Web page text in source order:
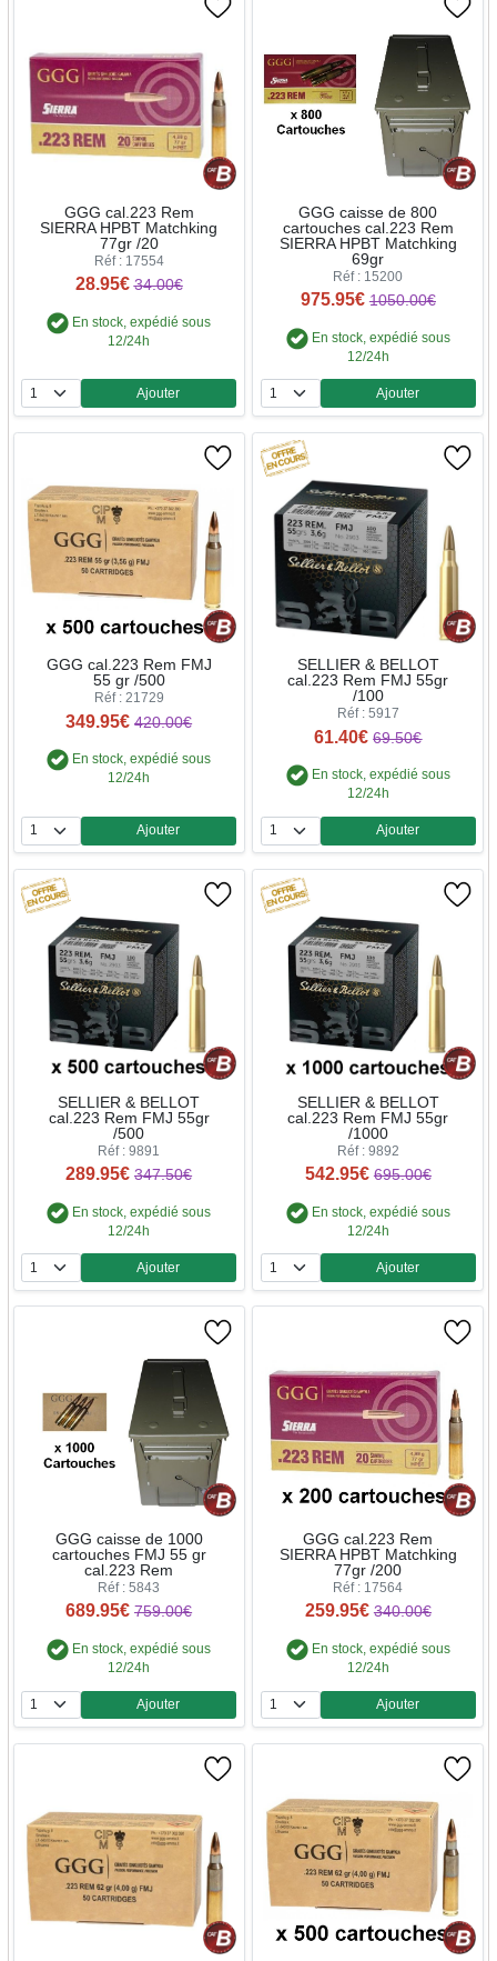
GGG cal.223 Rem
SIERRA HPBT Matchking
77gr /20
Réf : 17554
28.95€ 34.00€
En stock, expédié sous
12/24h
Quantité
Ajouter
GGG caisse de 800
cartouches cal.223 Rem
SIERRA HPBT Matchking
69gr
Réf : 15200
975.95€ 1050.00€
En stock, expédié sous
12/24h
Quantité
Ajouter
GGG cal.223 Rem FMJ
55 gr /500
Réf : 21729
349.95€ 420.00€
En stock, expédié sous
12/24h
Quantité
Ajouter
SELLIER & BELLOT
cal.223 Rem FMJ 55gr
/100
Réf : 5917
61.40€ 69.50€
En stock, expédié sous
12/24h
Quantité
Ajouter
SELLIER & BELLOT
cal.223 Rem FMJ 55gr
/500
Réf : 9891
289.95€ 347.50€
En stock, expédié sous
12/24h
Quantité
Ajouter
SELLIER & BELLOT
cal.223 Rem FMJ 55gr
/1000
Réf : 9892
542.95€ 695.00€
En stock, expédié sous
12/24h
Quantité
Ajouter
GGG caisse de 1000
cartouches FMJ 55 gr
cal.223 Rem
Réf : 5843
689.95€ 759.00€
En stock, expédié sous
12/24h
Quantité
Ajouter
GGG cal.223 Rem
SIERRA HPBT Matchking
77gr /200
Réf : 17564
259.95€ 340.00€
En stock, expédié sous
12/24h
Quantité
Ajouter